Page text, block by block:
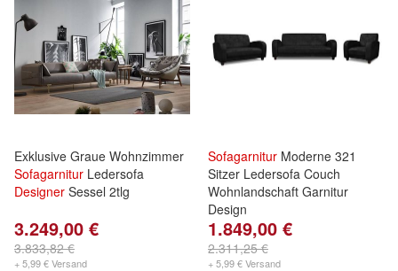
Exklusive Graue Wohnzimmer
Sofagarnitur Ledersofa
Designer Sessel 2tlg
3.249,00 €
3.833,82 €
+ 5,99 € Versand
Sofagarnitur Moderne 321
Sitzer Ledersofa Couch
Wohnlandschaft Garnitur
Design
1.849,00 €
2.311,25 €
+ 5,99 € Versand